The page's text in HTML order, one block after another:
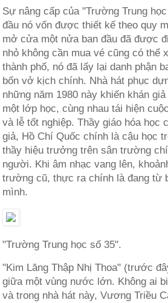
Sự nâng cấp của "Trường Trung
đầu nó vốn được thiết kế theo quy
mở cửa một nửa ban đầu đã được
nhỏ không cần mua vé cũng có thể
thành phố, nó đã lấy lại danh phận
bốn vở kịch chính. Nhà hát phục
những năm 1980 này khiến khán
một lớp học, cùng nhau tái hiện
và lễ tốt nghiệp. Thầy giáo hóa học
giả, Hồ Chí Quốc chính là cậu học
thầy hiệu trưởng trên sân trường
người. Khi âm nhạc vang lên,
trường cũ, thực ra chính là đang từ
mình.
"Trường Trung học số 35".
"Kim Lăng Thập Nhị Thoa" (trước
giữa một vùng nước lớn. Không ai
và trong nhà hát này, Vương Triều